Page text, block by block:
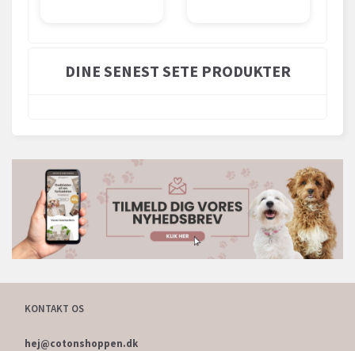
DINE SENEST SETE PRODUKTER
KONTAKT OS
hej@cotonshoppen.dk